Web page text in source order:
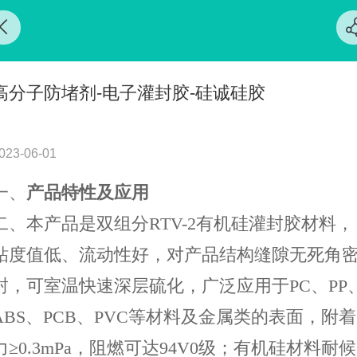
分子防堵剂-电子灌封胶-硅诚硅胶
06-01
、 产品特性及应用
、 本产品是双组分RTV-2有机硅灌封胶材料，
度值低、流动性好，对产品结构缝隙无死角
， 可室温快速深层硫化，广泛应用于PC、 PP
、 PCB、 PVC等材料及金属类的表面 ， 附着
≥0.3mPa，阻燃可达94V0级；有机硅材料耐候